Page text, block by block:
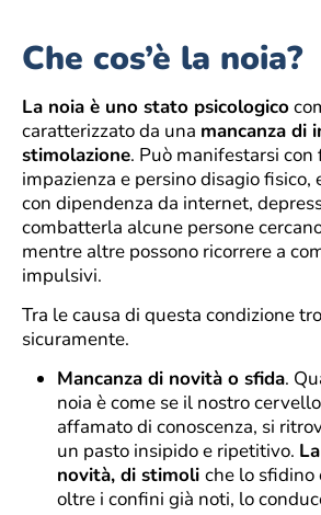
Che cos’è la noia?
La noia è uno stato psicologico
caratterizzato da una mancanza di
stimolazione. Può manifestarsi
impazienza e persino disagio fisico,
con dipendenza da internet,
combatterla alcune persone
mentre altre possono ricorrere a
impulsivi.
Tra le causa di questa condizione
sicuramente.
Mancanza di novità o sfida.
noia è come se il nostro
affamato di conoscenza, si
un pasto insipido e ripetitivo.
novità, di stimoli che lo sfidino
oltre i confini già noti, lo